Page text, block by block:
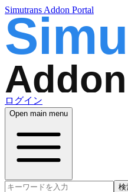
Simutrans Addon Portal
ログイン
Open main menu
検